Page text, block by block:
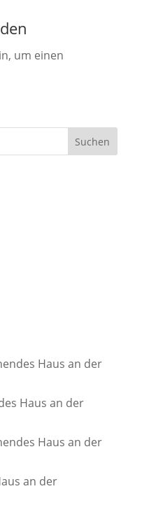
um einen
Haus an der
Haus an der
Haus an der
an der